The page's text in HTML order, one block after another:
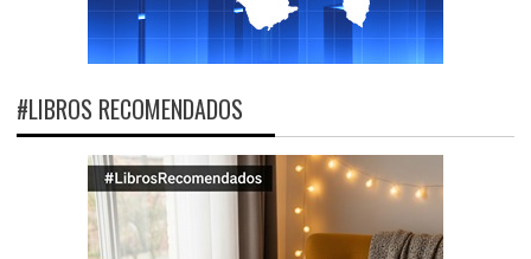
#LIBROS RECOMENDADOS